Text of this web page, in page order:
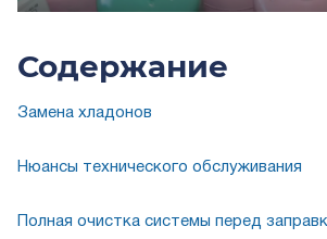
Содержание
Замена хладонов
Нюансы технического обслуживания
Полная очистка системы перед